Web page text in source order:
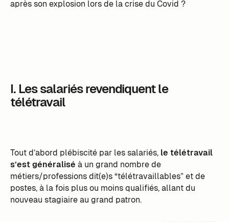
après son explosion lors de la crise du Covid ?
I. Les salariés revendiquent le
télétravail
Tout d’abord plébiscité par les salariés, le télétravail
s’est généralisé à un grand nombre de
métiers/professions dit(e)s “télétravaillables” et de
postes, à la fois plus ou moins qualifiés, allant du
nouveau stagiaire au grand patron.